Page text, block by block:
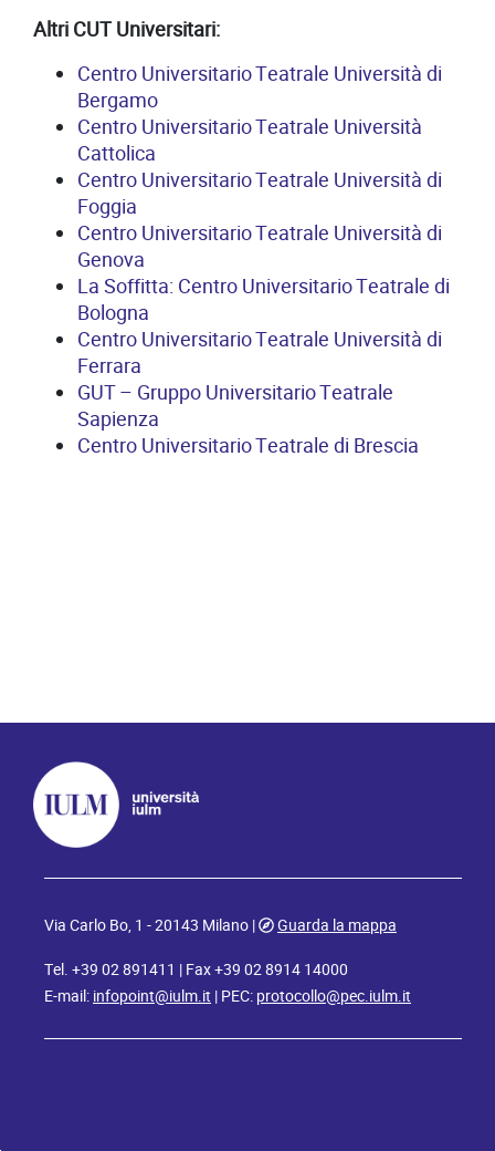
Altri CUT Universitari:
Centro Universitario Teatrale Università di
Bergamo
Centro Universitario Teatrale Università
Cattolica
Centro Universitario Teatrale Università di
Foggia
Centro Universitario Teatrale Università di
Genova
La Soffitta: Centro Universitario Teatrale di
Bologna
Centro Universitario Teatrale Università di
Ferrara
GUT – Gruppo Universitario Teatrale
Sapienza
Centro Universitario Teatrale di Brescia
Via Carlo Bo, 1 - 20143 Milano |
Guarda la mappa
Tel. +39 02 891411 | Fax +39 02 8914 14000
E-mail: infopoint@iulm.it | PEC: protocollo@pec.iulm.it